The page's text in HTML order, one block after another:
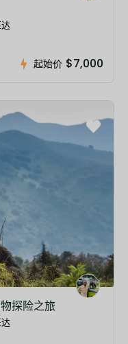
起始价 $7,000
探险之旅